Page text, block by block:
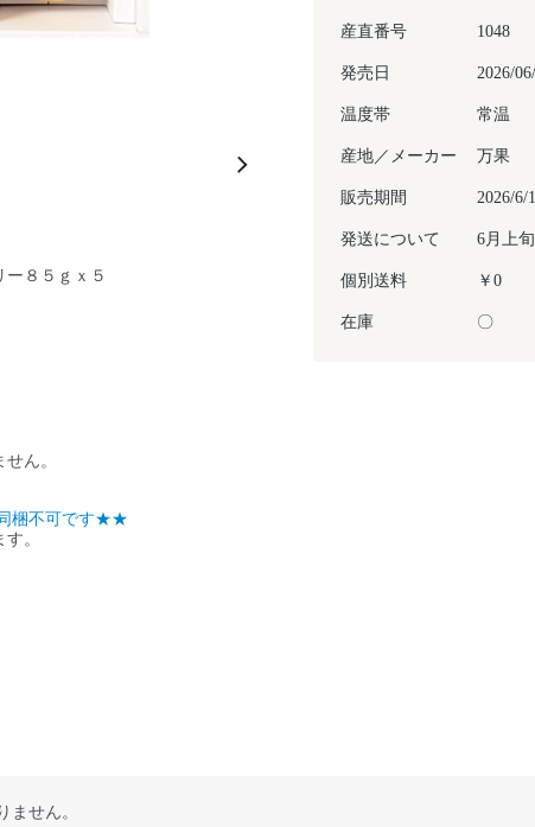
８５ｇｘ５
ん。
梱不可です★★
。
産直番号 1048
発売日 2026/
温度帯 常温
産地／メーカー 万果
販売期間 2026/6/
発送について 6月上
個別送料 ￥0
在庫 〇
ません。